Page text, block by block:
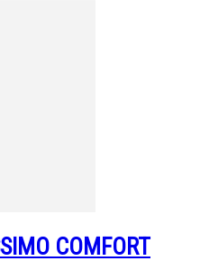
COMFORT